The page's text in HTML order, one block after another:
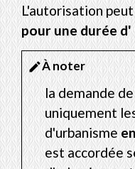
L'autorisation
pour une durée d'
editÀ noter
la demande
uniquement
d'urbanisme
est accordée